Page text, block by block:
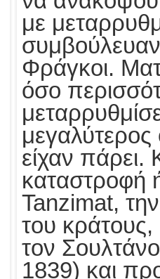
με
Φράγκοι.
όσο
είχαν πάρει.
καταστροφή
Tanzimat,
του κράτους,
τον
1839) και